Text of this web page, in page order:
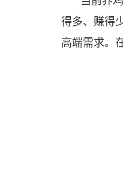
得多、赚得
高端需求。